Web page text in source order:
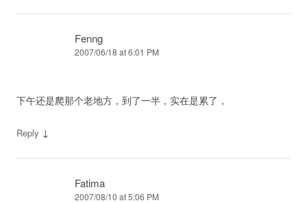
Fenng
2007/06/18 at 6:01 PM
下午还是爬那个老地方，到了一半，实在是累了，
Reply ↓
Fatima
2007/08/10 at 5:06 PM